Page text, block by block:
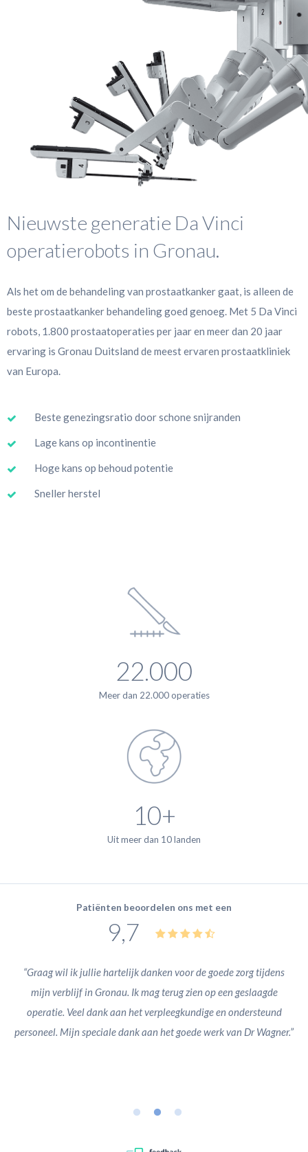
Nieuwste generatie Da Vinci
operatierobots in Gronau.
Als het om de behandeling van prostaatkanker gaat, is alleen de
beste prostaatkanker behandeling goed genoeg. Met 5 Da Vinci
robots, 1.800 prostaatoperaties per jaar en meer dan 20 jaar
ervaring is Gronau Duitsland de meest ervaren prostaatkliniek
van Europa.
Beste genezingsratio door schone snijranden
Lage kans op incontinentie
Hoge kans op behoud potentie
Sneller herstel
22.000
Meer dan 22.000 operaties
10+
Uit meer dan 10 landen
Patiënten beoordelen ons met een
9,7
“Graag wil ik jullie hartelijk danken voor de goede zorg tijdens
mijn verblijf in Gronau. Ik mag terug zien op een geslaagde
operatie. Veel dank aan het verpleegkundige en ondersteund
personeel. Mijn speciale dank aan het goede werk van Dr Wagner.”